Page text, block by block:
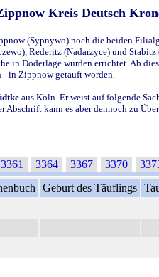
Kreis Deutsch
(Sypnywo) noch die beiden
Rederitz (Nadarzyce) und
Doderlage wurden errichtet. Ab
in Zippnow getauft worden.
aus Köln. Er weist auf folgende
kann es aber dennoch zu
3361 3364 3367 3370
Geburt des Täuflings